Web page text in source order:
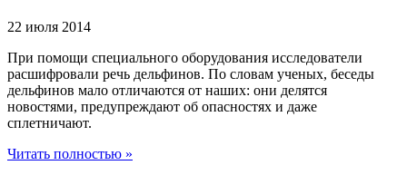
22 июля 2014
При помощи специального оборудования исследователи
расшифровали речь дельфинов. По словам ученых, беседы
дельфинов мало отличаются от наших: они делятся
новостями, предупреждают об опасностях и даже
сплетничают.
Читать полностью »